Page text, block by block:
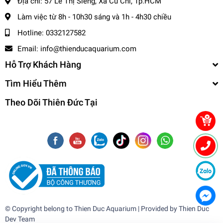
- Tỉnh Miền Nam và Miền Trung: + 2 - 3 ngày
- Tỉnh Miền Bắc: + 2 - 3 ngày
-------------------------------------
,
Cá Cảnh Thiên Đức
🌎Website:cacanhthienduc.com
Địa chỉ: 57 Lê Thị Siêng, Ấp Tiền, Tân Thông Hội, Củ Chi
#cacanh #cathuysinh #caneon #cacanhgiare #thuysinhgiare
Cảm ơn quý khách đã tin tưởng và ủng hộ❤️❤️❤️❤️
Làm việc từ 8h - 10h30 sáng và 1h - 4h30 chiều
Hotline: 0332127582
Email: info@thienducaquarium.com
Hỗ Trợ Khách Hàng
Tìm Hiểu Thêm
Theo Dõi Thiên Đức Tại
© Copyright belong toThien Duc Aquarium | Provided byThien Duc
Dev Team